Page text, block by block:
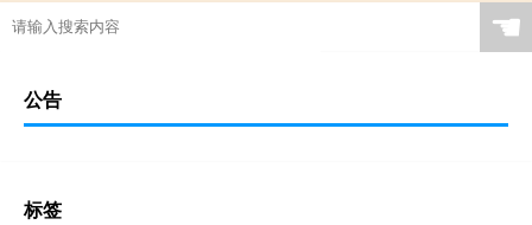
☚
公告
标签